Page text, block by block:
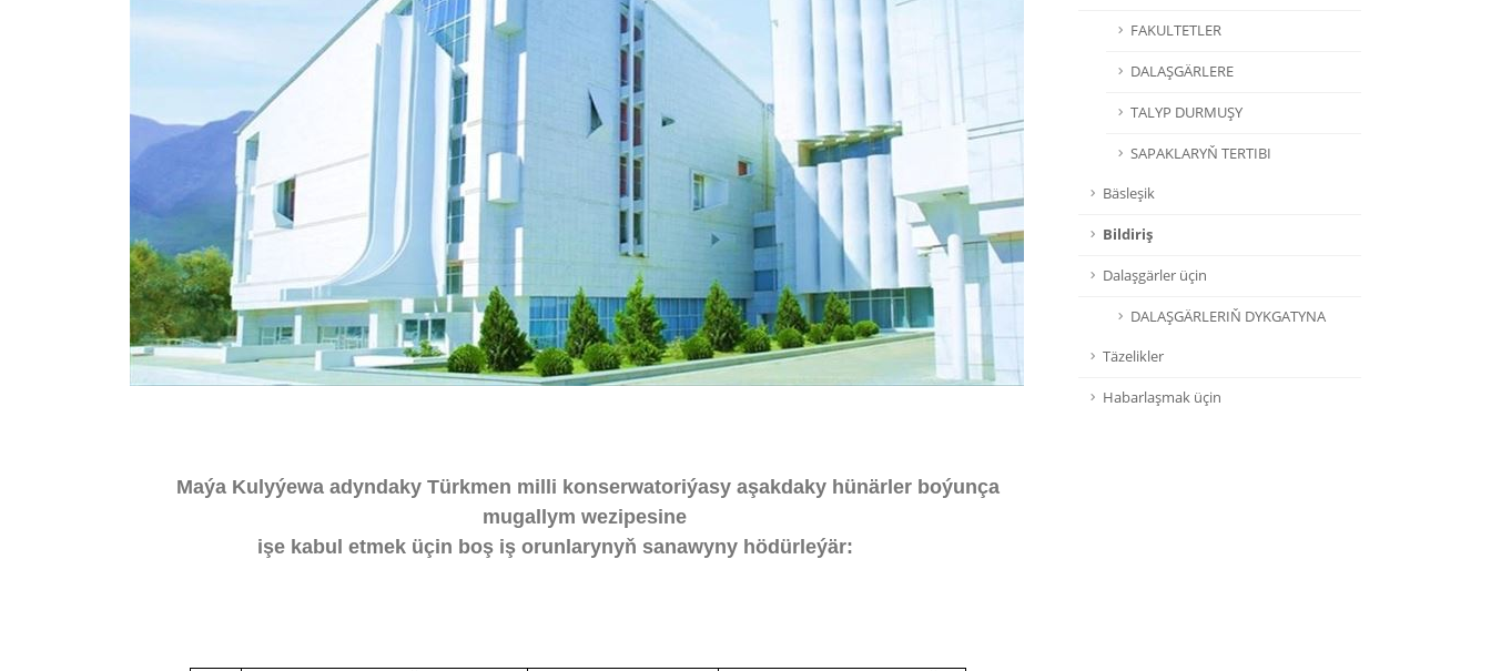
Maýa Kulyýewa adyndaky Türkmen milli konserwatoriýasy aşakdaky hünärler boýunça
mugallym wezipesine
işe kabul etmek üçin boş iş orunlarynyň sanawyny hödürleýär:
FAKULTETLER
DALAŞGÄRLERE
TALYP DURMUŞY
SAPAKLARYŇ TERTIBI
Bäsleşik
Bildiriş
Dalaşgärler üçin
DALAŞGÄRLERIŇ DYKGATYNA
Täzelikler
Habarlaşmak üçin